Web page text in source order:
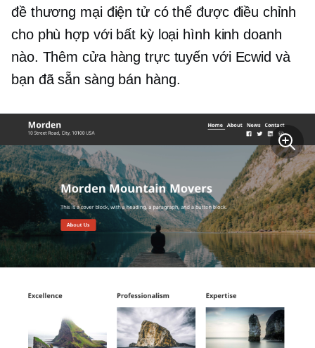
đề thương mại điện tử có thể được điều chỉnh
cho phù hợp với bất kỳ loại hình kinh doanh
nào. Thêm cửa hàng trực tuyến với Ecwid và
bạn đã sẵn sàng bán hàng.